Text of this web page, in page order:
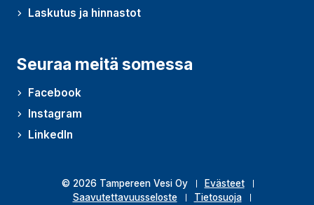
Laskutus ja hinnastot
Seuraa meitä somessa
Facebook
Instagram
LinkedIn
© 2026 Tampereen Vesi Oy
Evästeet
Saavutettavuusseloste
Tietosuoja